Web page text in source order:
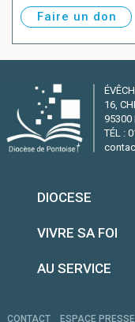
Faire un don
16,
95300
TÉL :
DIOCESE
VIVRE SA FOI
AU SERVICE
CONTACT ESPACE PRESSE